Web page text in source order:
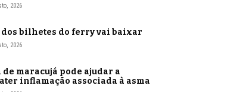
2026
dos bilhetes do ferry vai baixar
2026
de maracujá pode ajudar a
inflamação associada à asma